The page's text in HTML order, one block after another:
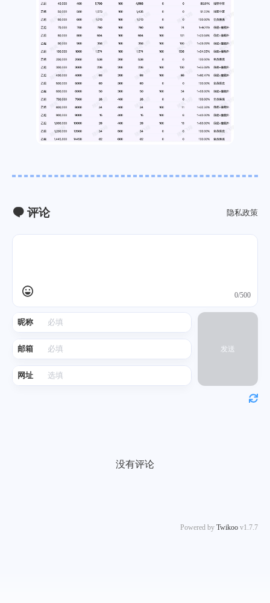
评论 隐私政策
昵称
邮箱
网址
0/500
发送
没有评论
Powered by Twikoo v1.7.7